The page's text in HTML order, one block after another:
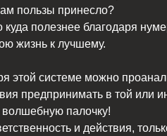
пользы принесло?
полезнее благодаря
жизнь к лучшему.
этой системе можно
предпринимать в той или
палочку!
и действия,